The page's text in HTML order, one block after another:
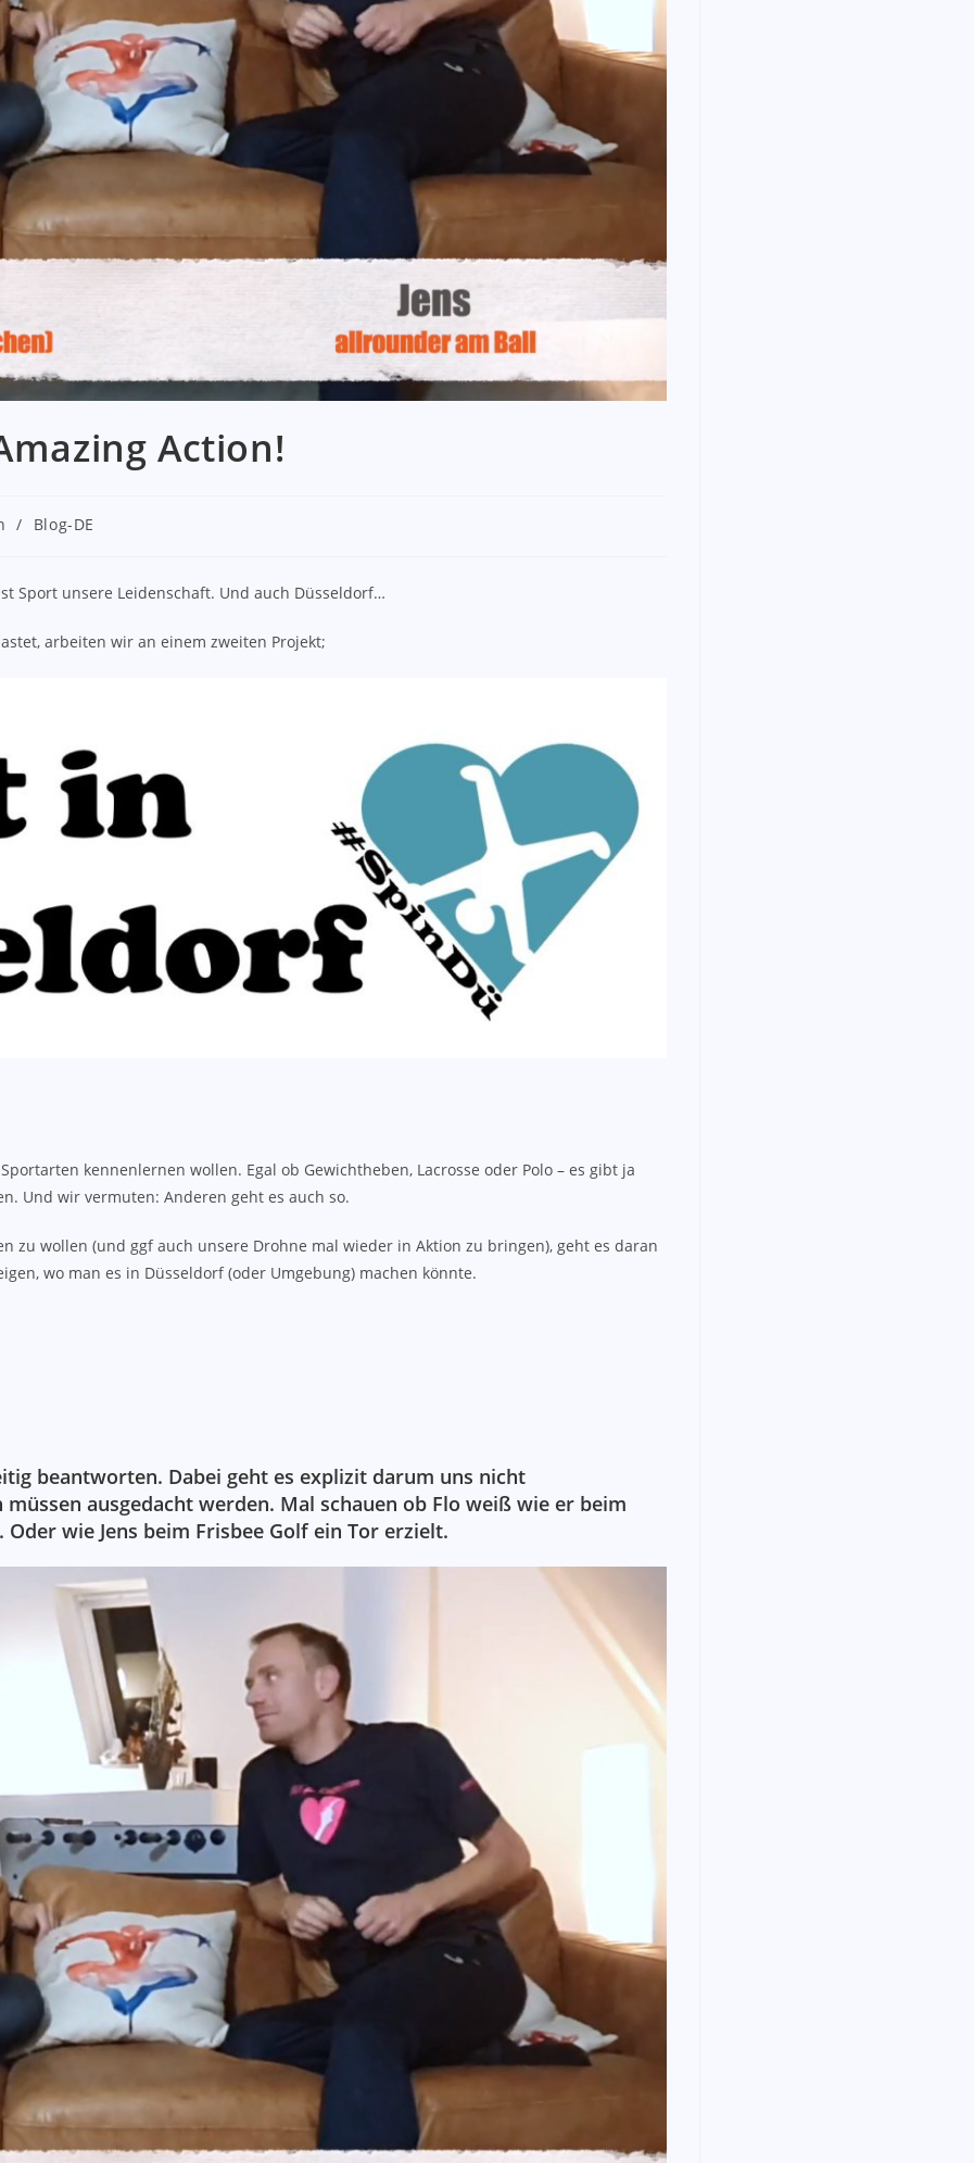
Action!
/ Blog-DE
Sport unsere Leidenschaft. Und auch Düsseldorf…
arbeiten wir an einem zweiten Projekt;
kennenlernen wollen. Egal ob Gewichtheben, Lacrosse oder Polo – es gibt ja
Und wir vermuten: Anderen geht es auch so.
zu wollen (und ggf auch unsere Drohne mal wieder in Aktion zu bringen), geht es daran
wo man es in Düsseldorf (oder Umgebung) machen könnte.
beantworten. Dabei geht es explizit darum uns nicht
ausgedacht werden. Mal schauen ob Flo weiß wie er beim
wie Jens beim Frisbee Golf ein Tor erzielt.